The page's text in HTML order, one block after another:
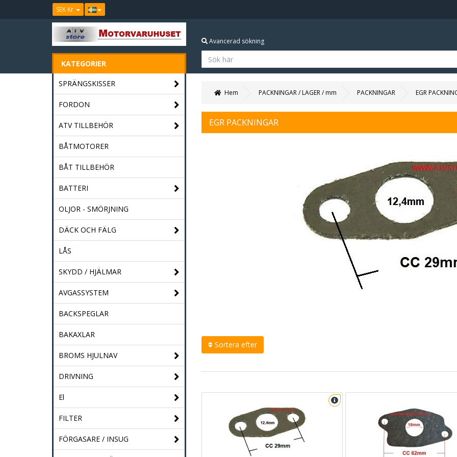
SEK Kr
KATEGORIER
Avancerad sökning
SPRÄNGSKISSER
FORDON
ATV TILLBEHÖR
BÅTMOTORER
BÅT TILLBEHÖR
BATTERI
OLJOR - SMÖRJNING
DÄCK OCH FÄLG
LÅS
SKYDD / HJÄLMAR
AVGASSYSTEM
BACKSPEGLAR
BAKAXLAR
BROMS HJULNAV
DRIVNING
El
FILTER
FÖRGASARE / INSUG
Hem PACKNINGAR / LAGER / mm PACKNINGAR EGR
EGR PACKNINGAR
Sortera efter